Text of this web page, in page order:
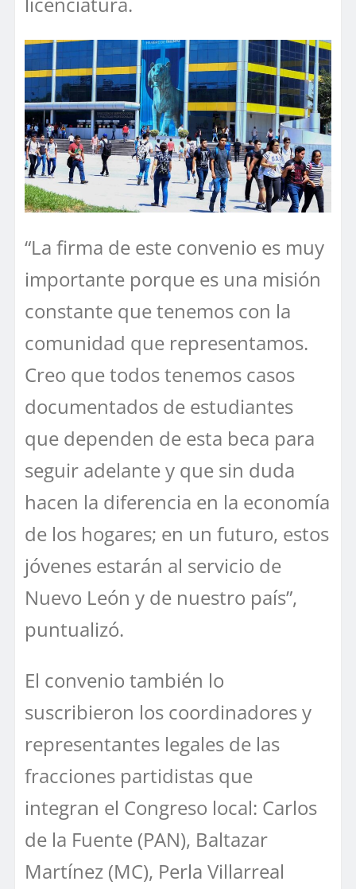
“La firma de este convenio es muy
importante porque es una misión
constante que tenemos con la
comunidad que representamos.
Creo que todos tenemos casos
documentados de estudiantes
que dependen de esta beca para
seguir adelante y que sin duda
hacen la diferencia en la economía
de los hogares; en un futuro, estos
jóvenes estarán al servicio de
Nuevo León y de nuestro país”,
puntualizó.
El convenio también lo
suscribieron los coordinadores y
representantes legales de las
fracciones partidistas que
integran el Congreso local: Carlos
de la Fuente (PAN), Baltazar
Martínez (MC), Perla Villarreal